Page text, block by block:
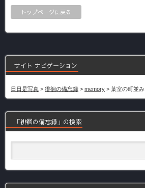
トップページに戻る
サイト ナビゲーション
日日是写真 > 徘徊の備忘録 > memory > 葉室の町並み
「徘徊の備忘録」の検索